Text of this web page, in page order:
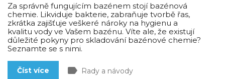
Za správně fungujícím bazénem stojí bazénová
chemie. Likviduje bakterie, zabraňuje tvorbě řas,
zkrátka zajišťuje veškeré nároky na hygienu a
kvalitu vody ve Vašem bazénu. Víte ale, že existují
důležité pokyny pro skladování bazénové chemie?
Seznamte se s nimi.
Číst více label Rady a návody